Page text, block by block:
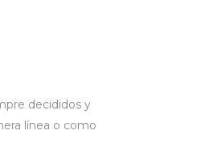
decididos y
línea o como